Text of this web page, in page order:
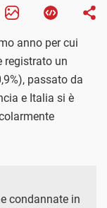
anno per cui
registrato un
passato da
e Italia si è
condannate in